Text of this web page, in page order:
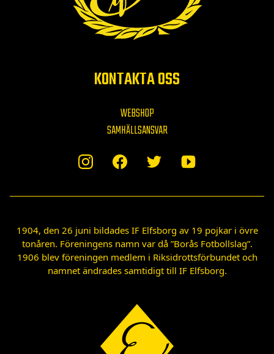
KONTAKTA OSS
WEBSHOP
SAMHÄLLSANSVAR
1904, den 26 juni bildades IF Elfsborg av 19 pojkar i övre
tonåren. Föreningens namn var då ”Borås Fotbollslag”.
1906 blev föreningen medlem i Riksidrottsförbundet och
namnet ändrades samtidigt till IF Elfsborg.